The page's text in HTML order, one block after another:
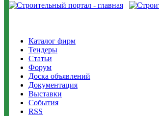
Каталог фирм
Тендеры
Статьи
Форум
Доска объявлений
Документация
Выставки
События
RSS